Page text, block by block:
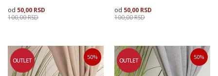
50,00 RSD
100,00RSD
Dodaj u korpu
50,00 RSD
100,00RSD
Dodaj u korpu
50% 50%